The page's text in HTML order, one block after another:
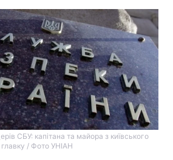
СБУ: капітана та майора з київського
главку / Фото УНІАН